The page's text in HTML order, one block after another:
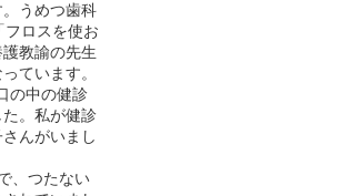
うめつ歯科
フロスを使お
教諭の先生
ています。
の中の健診
。私が健診
んがいまし
、つたない